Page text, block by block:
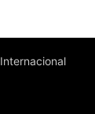
Internacional